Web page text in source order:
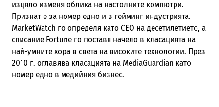
изцяло изменя облика на настолните компютри.
Признат е за номер едно и в гейминг индустрията.
MarketWatch го определя като CEO на десетилетието, а
списание Fortune го поставя начело в класацията на
най-умните хора в света на високите технологии. През
2010 г. оглавява класацията на MediaGuardian като
номер едно в медийния бизнес.